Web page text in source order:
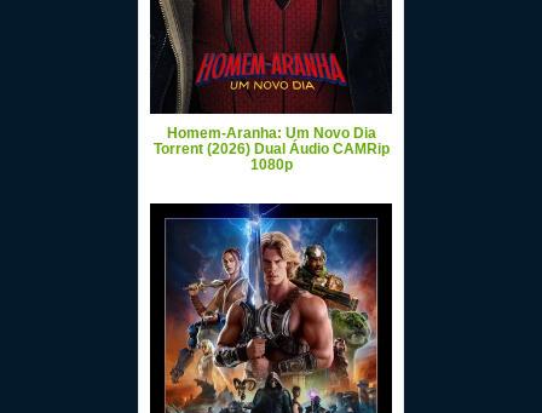
Homem-Aranha: Um Novo Dia
Torrent (2026) Dual Áudio CAMRip
1080p